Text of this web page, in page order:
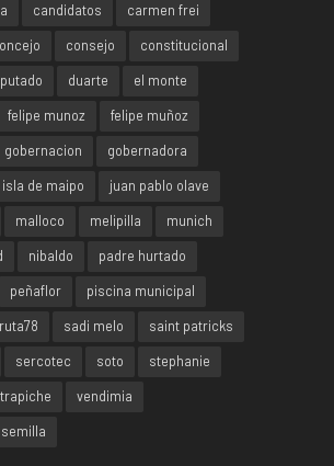
candidatos
carmen frei
consejo
constitucional
duarte
el monte
felipe munoz
felipe muñoz
gobernacion
gobernadora
isla de maipo
juan pablo olave
malloco melipilla
munich
nibaldo
padre hurtado
peñaflor
piscina municipal
ruta78 sadi melo
saint patricks
sercotec soto
stephanie
trapiche
vendimia